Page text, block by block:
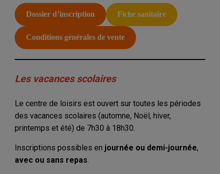
Dossier d’inscription Fiche sanitaire
Conditions générales de vente
Les vacances scolaires
Le centre de loisirs est ouvert sur toutes les périodes
des vacances scolaires (automne, Noël, hiver,
printemps et été) de 7h30 à 18h30.
Inscriptions possibles en journée ou demi-journée,
avec ou sans repas.